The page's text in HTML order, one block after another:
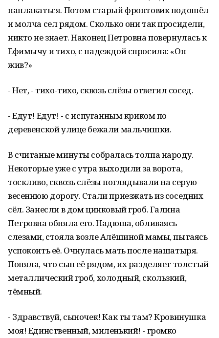
наплакаться. Потом старый фронтовик подошёл
и молча сел рядом. Сколько они так просидели,
никто не знает. Наконец Петровна повернулась к
Ефимычу и тихо, с надеждой спросила: «Он
жив?»
- Нет, - тихо-тихо, сквозь слёзы ответил сосед.
- Едут! Едут! - с испуганным криком по
деревенской улице бежали мальчишки.
В считаные минуты собралась толпа народу.
Некоторые уже с утра выходили за ворота,
тоскливо, сквозь слёзы поглядывали на серую
весеннюю дорогу. Стали приезжать из соседних
сёл. Занесли в дом цинковый гроб. Галина
Петровна обняла его. Надюша, обливаясь
слезами, стояла возле Алёшиной мамы, пытаясь
успокоить её. Очнулась мать после нашатыря.
Поняла, что сын её рядом, их разделяет толстый
металлический гроб, холодный, скользкий,
тёмный.
- Здравствуй, сыночек! Как ты там? Кровинушка
моя! Единственный, миленький! - громко